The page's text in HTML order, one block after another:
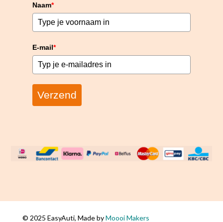
Naam*
E-mail*
Verzend
© 2025 EasyAuti, Made byMoooi Makers